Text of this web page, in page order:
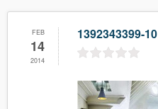
FEB
14
2014
1392343399-10